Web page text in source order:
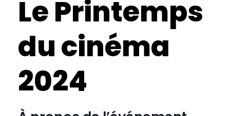
Le Printemps
du cinéma
2024